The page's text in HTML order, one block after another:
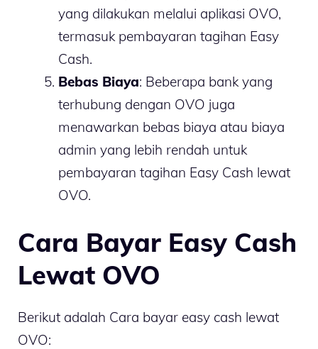
yang dilakukan melalui aplikasi OVO,
termasuk pembayaran tagihan Easy
Cash.
Bebas Biaya: Beberapa bank yang
terhubung dengan OVO juga
menawarkan bebas biaya atau biaya
admin yang lebih rendah untuk
pembayaran tagihan Easy Cash lewat
OVO.
Cara Bayar Easy Cash
Lewat OVO
Berikut adalah Cara bayar easy cash lewat
OVO: